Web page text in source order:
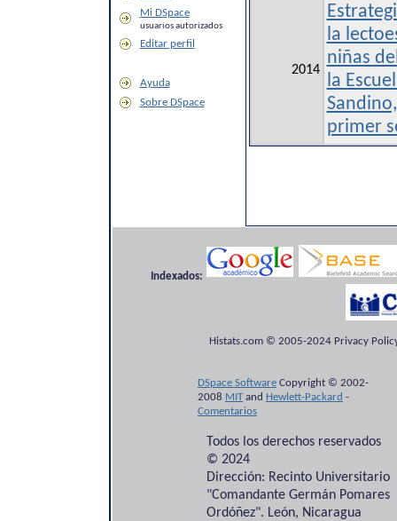
Mi DSpace
usuarios autorizados
Editar perfil
Ayuda
Sobre DSpace
2014
la
niñas
la
primer
Indexados:
Histats.com © 2005-2024 Privacy
DSpace Software Copyright © 2002-
2008 MITand Hewlett-Packard -
Comentarios
Todos los derechos reservados
© 2024
Dirección: Recinto Universitario
"Comandante Germán Pomares
Ordóñez". León, Nicaragua